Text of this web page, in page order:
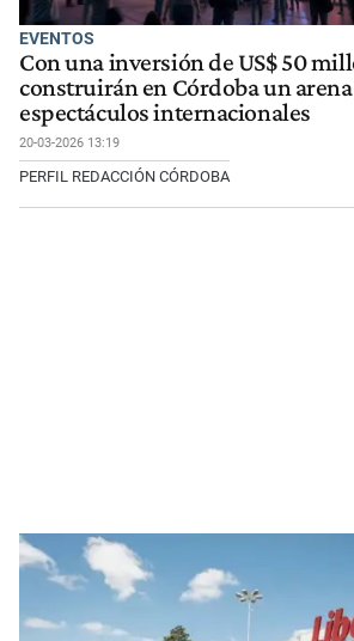
EVENTOS
Con una inversión de US$ 50
construirán en Córdoba un
espectáculos internacionales
20-03-2026 13:19
PERFIL REDACCIÓN CÓRDOBA